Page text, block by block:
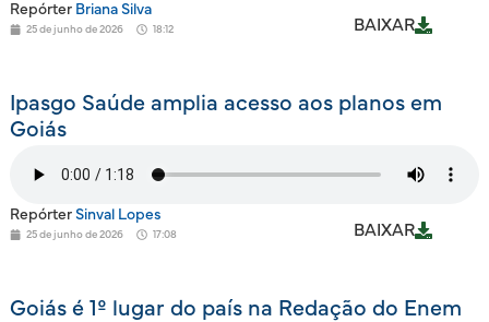
Repórter Briana Silva
25 de junho de 2026 18:12 BAIXAR
Ipasgo Saúde amplia acesso aos planos em
Goiás
Repórter Sinval Lopes
25 de junho de 2026 17:08 BAIXAR
Goiás é 1º lugar do país na Redação do Enem